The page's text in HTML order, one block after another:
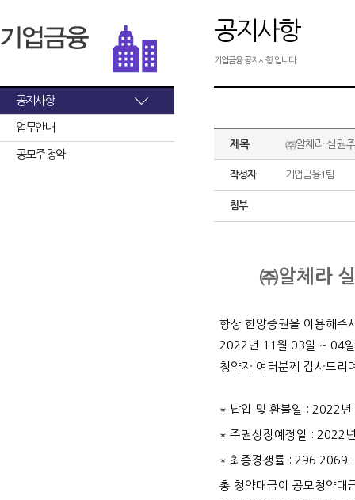
공지사항
업무안내
공모주 청약
공지사항
기업금융 공지사항 입니다.
제목 ㈜알체라 실권
작성자 기업금융1팀
첨부
㈜알체라
항상 한양증권을 이용해주
2022 년 11 월 03일 ~ 04
청약자 여러분께 감사드리
* 납입 및 환불일 : 2022 년
* 주권상장예정일 : 2022
* 최종경쟁률 : 296.2069
총 청약대금이 공모청약대